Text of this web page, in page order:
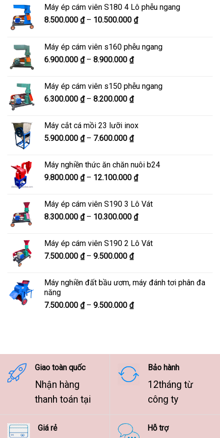
Máy ép cám viên S180 4 Lô phễu ngang
8.500.000 ₫ – 10.500.000 ₫Khoảng
8.500.000 ₫
Máy ép cám viên s160 phễu ngang
6.900.000 ₫ – 8.900.000 ₫Khoảng
từ
6.900.000 ₫
đến
Máy ép cám viên s150 phễu ngang
6.300.000 ₫ – 8.200.000 ₫Khoảng
6.300.000 ₫
đến
Máy cắt cá mồi 23 lưỡi inox
5.900.000 ₫ – 7.600.000 ₫Khoảng
5.900.000 ₫
đến
Máy nghiền thức ăn chăn nuôi b24
9.800.000 ₫ – 12.100.000 ₫Khoảng
9.800.000 ₫
đến
Máy ép cám viên S190 3 Lô Vát
8.300.000 ₫ – 10.300.000 ₫Khoảng
8.300.000 ₫
Máy ép cám viên S190 2 Lô Vát
7.500.000 ₫ – 9.500.000 ₫Khoảng
7.500.000 ₫
9.500.000 ₫
Máy nghiền đất bầu ươm, máy đánh tơi phân đa
năng
7.500.000 ₫ – 9.500.000 ₫Khoảng
9.500.000 ₫
Giao toàn quốc
Nhận hàng
thanh toán tại
Bảo hành
12tháng từ
công ty
Giá rẻ Hỗ trợ